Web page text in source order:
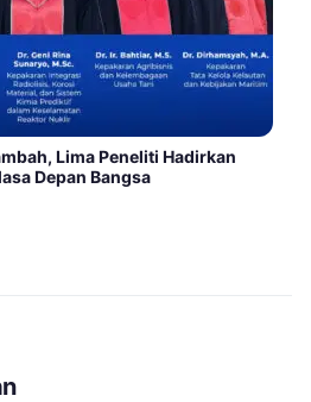
Lima Peneliti Hadirkan
Depan Bangsa